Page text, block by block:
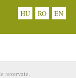
HU RO EN
rezervate.